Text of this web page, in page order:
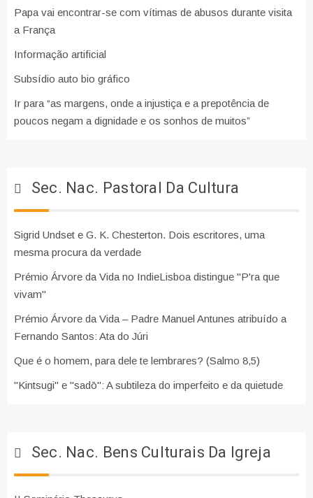
Papa vai encontrar-se com vítimas de abusos durante visita
a França
Informação artificial
Subsídio auto bio gráfico
Ir para “as margens, onde a injustiça e a prepotência de
poucos negam a dignidade e os sonhos de muitos”
Sec. Nac. Pastoral Da Cultura
Sigrid Undset e G. K. Chesterton. Dois escritores, uma
mesma procura da verdade
Prémio Árvore da Vida no IndieLisboa distingue "P'ra que
vivam"
Prémio Árvore da Vida – Padre Manuel Antunes atribuído a
Fernando Santos: Ata do Júri
Que é o homem, para dele te lembrares? (Salmo 8,5)
"Kintsugi" e "sadō": A subtileza do imperfeito e da quietude
Sec. Nac. Bens Culturais Da Igreja